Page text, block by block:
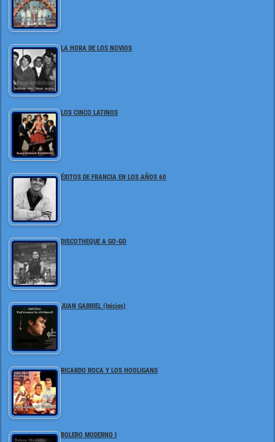
LA HORA DE LOS NOVIOS
LOS CINCO LATINOS
ÉXITOS DE FRANCIA EN LOS AÑOS 60
DISCOTHEQUE A GO-GO
JUAN GABRIEL (Inicios)
RICARDO ROCA Y LOS HOOLIGANS
BOLERO MODERNO I